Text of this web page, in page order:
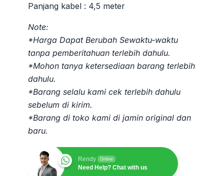
Panjang kabel : 4,5 meter
Note:
*Harga Dapat Berubah Sewaktu-waktu
tanpa pemberitahuan terlebih dahulu.
*Mohon tanya ketersediaan barang terlebih
dahulu.
*Barang selalu kami cek terlebih dahulu
sebelum di kirim.
*Barang di toko kami di jamin original dan
baru.
Rendy Online
Need Help? Chat with us